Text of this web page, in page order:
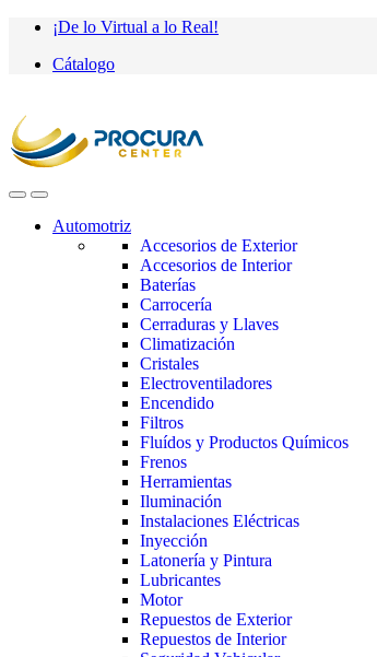
Saltar
navegación
saltar
contenido
¡De lo Virtual a lo Real!
Cátalogo
Automotriz
Accesorios de Exterior
Accesorios de Interior
Baterías
Carrocería
Cerraduras y Llaves
Climatización
Cristales
Electroventiladores
Encendido
Filtros
Fluídos y Productos Químicos
Frenos
Herramientas
Iluminación
Instalaciones Eléctricas
Inyección
Latonería y Pintura
Lubricantes
Motor
Repuestos de Exterior
Repuestos de Interior